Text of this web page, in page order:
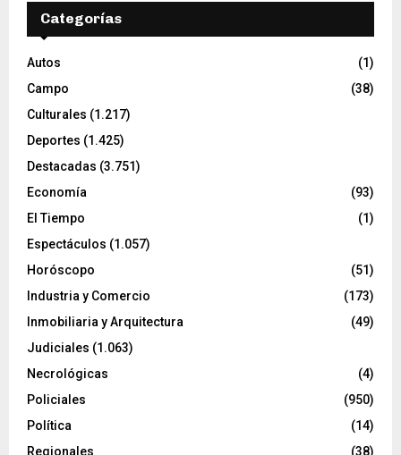
Categorías
Autos
(1)
Campo
(38)
Culturales (1.217)
Deportes (1.425)
Destacadas (3.751)
Economía
(93)
El Tiempo
(1)
Espectáculos (1.057)
Horóscopo
(51)
Industria y Comercio
(173)
Inmobiliaria y Arquitectura
(49)
Judiciales (1.063)
Necrológicas
(4)
Policiales
(950)
Política
(14)
Regionales
(38)